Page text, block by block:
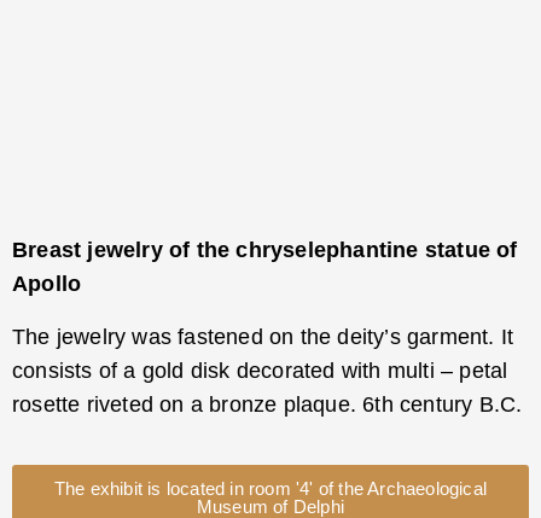
Breast jewelry of the chryselephantine statue of
Apollo
The jewelry was fastened on the deity’s garment. It
consists of a gold disk decorated with multi – petal
rosette riveted on a bronze plaque. 6th century B.C.
The exhibit is located in room '4' of the Archaeological
Museum of Delphi